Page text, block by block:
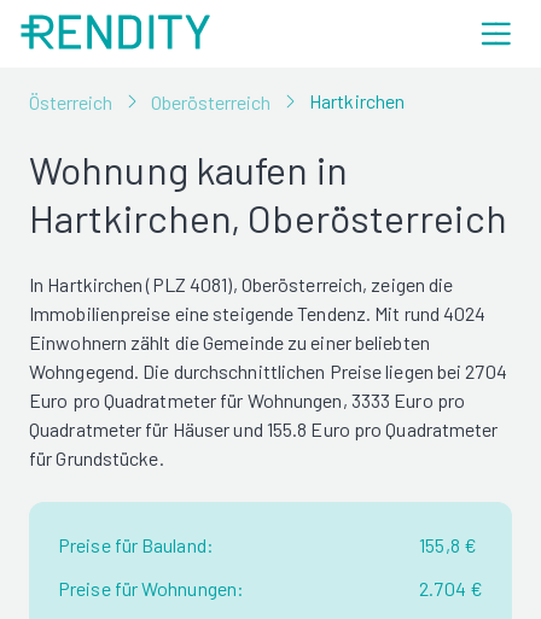
Österreich Oberösterreich Hartkirchen
Wohnung kaufen in
Hartkirchen, Oberösterreich
In Hartkirchen (PLZ 4081), Oberösterreich, zeigen die
Immobilienpreise eine steigende Tendenz. Mit rund 4024
Einwohnern zählt die Gemeinde zu einer beliebten
Wohngegend. Die durchschnittlichen Preise liegen bei 2704
Euro pro Quadratmeter für Wohnungen, 3333 Euro pro
Quadratmeter für Häuser und 155.8 Euro pro Quadratmeter
für Grundstücke.
Preise für Bauland:
155,8 €
Preise für Wohnungen:
2.704 €